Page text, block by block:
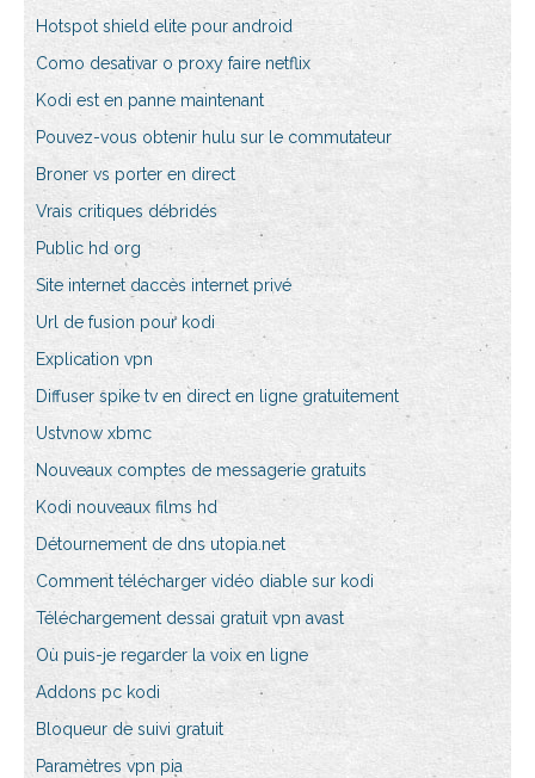
Hotspot shield elite pour android
Como desativar o proxy faire netflix
Kodi est en panne maintenant
Pouvez-vous obtenir hulu sur le commutateur
Broner vs porter en direct
Vrais critiques débridés
Public hd org
Site internet daccès internet privé
Url de fusion pour kodi
Explication vpn
Diffuser spike tv en direct en ligne gratuitement
Ustvnow xbmc
Nouveaux comptes de messagerie gratuits
Kodi nouveaux films hd
Détournement de dns utopia.net
Comment télécharger vidéo diable sur kodi
Téléchargement dessai gratuit vpn avast
Où puis-je regarder la voix en ligne
Addons pc kodi
Bloqueur de suivi gratuit
Paramètres vpn pia